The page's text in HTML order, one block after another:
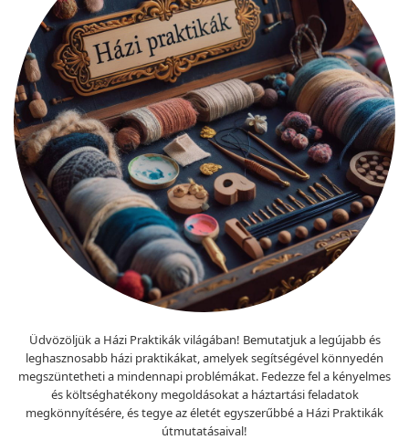
Üdvözöljük a Házi Praktikák világában! Bemutatjuk a legújabb és
leghasznosabb házi praktikákat, amelyek segítségével könnyedén
megszüntetheti a mindennapi problémákat. Fedezze fel a kényelmes
és költséghatékony megoldásokat a háztartási feladatok
megkönnyítésére, és tegye az életét egyszerűbbé a Házi Praktikák
útmutatásaival!